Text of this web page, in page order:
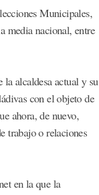
Municipales,
media nacional, entre
alcaldesa actual y su
con el objeto de
ahora, de nuevo,
trabajo o relaciones
en la que la